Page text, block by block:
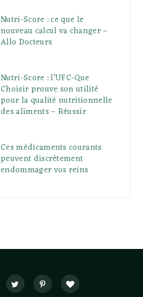
Nutri-Score : ce que le
nouveau calcul va changer –
Allo Docteurs
Nutri-Score : l’UFC-Que
Choisir prouve son utilité
pour la qualité nutritionnelle
des aliments – Réussir
Ces médicaments courants
peuvent discrètement
endommager vos reins